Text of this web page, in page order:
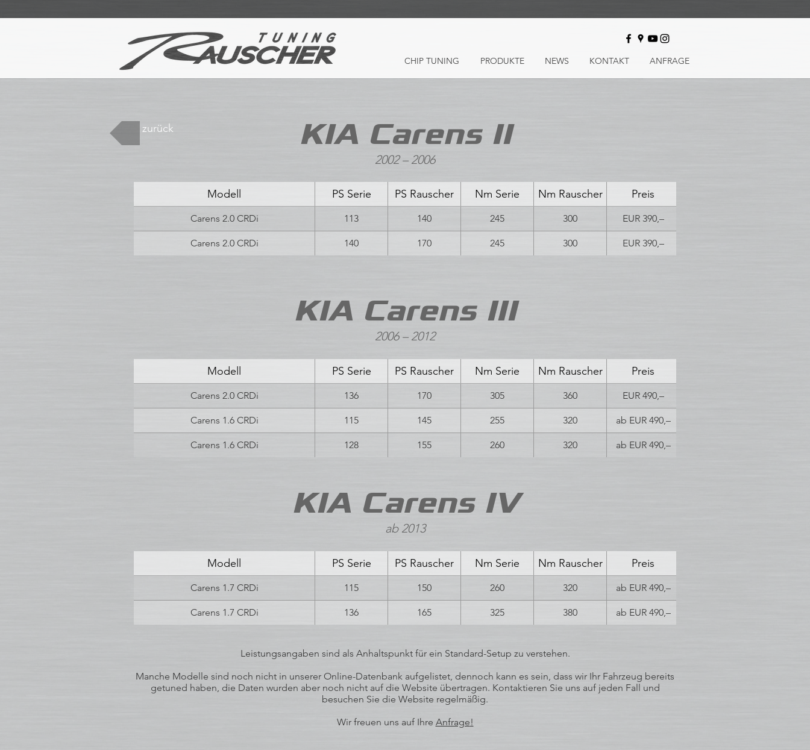
CHIP TUNING PRODUKTE NEWS KONTAKT ANFRAGE
KIA Carens II
2002 – 2006
Modell PS Serie PS Rauscher Nm Serie Nm Rauscher Preis
Carens 2.0 CRDi 113 140 245 300 EUR 390,–
Carens 2.0 CRDi 140 170 245 300 EUR 390,–
KIA Carens III
2006 – 2012
KIA Carens IV
ab 2013
Modell PS Serie PS Rauscher Nm Serie Nm Rauscher Preis
Carens 2.0 CRDi 136 170 305 360 EUR 490,–
Carens 1.6 CRDi 115 145 255 320 ab EUR 490,–
Carens 1.6 CRDi 128 155 260 320 ab EUR 490,–
Modell PS Serie PS Rauscher Nm Serie Nm Rauscher Preis
Carens 1.7 CRDi 115 150 260 320 ab EUR 490,–
Carens 1.7 CRDi 136 165 325 380 ab EUR 490,–
Leistungsangaben sind als Anhaltspunkt für ein Standard-Setup zu verstehen.
Manche Modelle sind noch nicht in unserer Online-Datenbank aufgelistet, dennoch kann es sein, dass wir Ihr Fahrzeug bereits
getuned haben, die Daten wurden aber noch nicht auf die Website übertragen. Kontaktieren Sie uns auf jeden Fall und
besuchen Sie die Website regelmäßig.
Wir freuen uns auf Ihre Anfrage!
zurück